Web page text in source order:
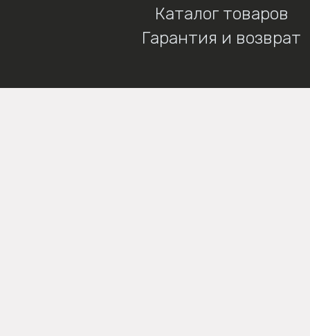
Каталог товаров
Гарантия и возврат